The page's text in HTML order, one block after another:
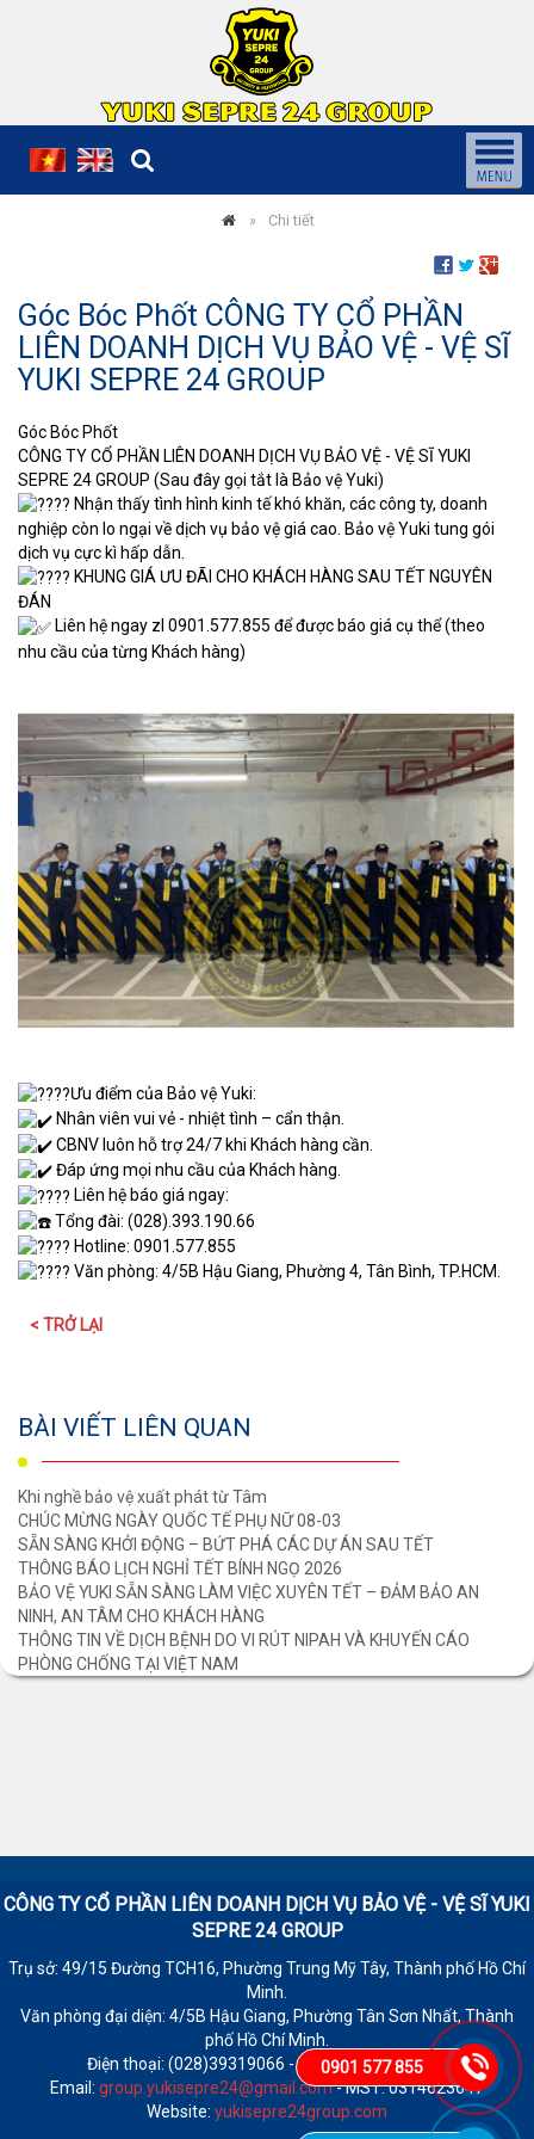
0901 577 855
Chi tiết
Góc Bóc Phốt CÔNG TY CỔ PHẦN
LIÊN DOANH DỊCH VỤ BẢO VỆ - VỆ SĨ
YUKI SEPRE 24 GROUP
Góc Bóc Phốt
CÔNG TY CỔ PHẦN LIÊN DOANH DỊCH VỤ BẢO VỆ - VỆ SĨ YUKI
SEPRE 24 GROUP (Sau đây gọi tắt là Bảo vệ Yuki)
Nhận thấy tình hình kinh tế khó khăn, các công ty, doanh
nghiệp còn lo ngại về dịch vụ bảo vệ giá cao. Bảo vệ Yuki tung gói
dịch vụ cực kì hấp dẫn.
KHUNG GIÁ ƯU ĐÃI CHO KHÁCH HÀNG SAU TẾT NGUYÊN
ĐÁN
Liên hệ ngay zl 0901.577.855 để được báo giá cụ thể (theo
nhu cầu của từng Khách hàng)
Ưu điểm của Bảo vệ Yuki:
Nhân viên vui vẻ - nhiệt tình – cẩn thận.
CBNV luôn hỗ trợ 24/7 khi Khách hàng cần.
Đáp ứng mọi nhu cầu của Khách hàng.
Liên hệ báo giá ngay:
Tổng đài: (028).393.190.66
Hotline: 0901.577.855
Văn phòng: 4/5B Hậu Giang, Phường 4, Tân Bình, TP.HCM.
< TRỞ LẠI
BÀI VIẾT LIÊN QUAN
Khi nghề bảo vệ xuất phát từ Tâm
CHÚC MỪNG NGÀY QUỐC TẾ PHỤ NỮ 08-03
SẴN SÀNG KHỞI ĐỘNG – BỨT PHÁ CÁC DỰ ÁN SAU TẾT
THÔNG BÁO LỊCH NGHỈ TẾT BÍNH NGỌ 2026
BẢO VỆ YUKI SẴN SÀNG LÀM VIỆC XUYÊN TẾT – ĐẢM BẢO AN
NINH, AN TÂM CHO KHÁCH HÀNG
THÔNG TIN VỀ DỊCH BỆNH DO VI RÚT NIPAH VÀ KHUYẾN CÁO
PHÒNG CHỐNG TẠI VIỆT NAM
CÔNG TY CỔ PHẦN LIÊN DOANH DỊCH VỤ BẢO VỆ - VỆ SĨYUKI
SEPRE 24 GROUP
Trụ sở: 49/15 Đường TCH16, Phường Trung Mỹ Tây, Thành phố Hồ Chí
Minh.
Văn phòng đại diện: 4/5B Hậu Giang, Phường Tân Sơn Nhất, Thành
phố Hồ Chí Minh.
Điện thoại: (028)39319066 - Fax: (028)39319065
Email: group.yukisepre24@gmail.com- MST: 0314623647
Website: yukisepre24group.com